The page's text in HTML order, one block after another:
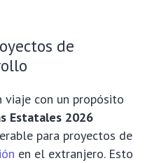
de
viaje con un propósito
Estatales 2026
para proyectos de
en el extranjero. Esto